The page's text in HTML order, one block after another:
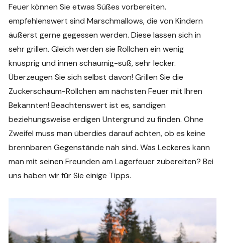
Feuer können Sie etwas Süßes vorbereiten.
empfehlenswert sind Marschmallows, die von Kindern
äußerst gerne gegessen werden. Diese lassen sich in
sehr grillen. Gleich werden sie Röllchen ein wenig
knusprig und innen schaumig-süß, sehr lecker.
Überzeugen Sie sich selbst davon! Grillen Sie die
Zuckerschaum-Röllchen am nächsten Feuer mit Ihren
Bekannten! Beachtenswert ist es, sandigen
beziehungsweise erdigen Untergrund zu finden. Ohne
Zweifel muss man überdies darauf achten, ob es keine
brennbaren Gegenstände nah sind. Was Leckeres kann
man mit seinen Freunden am Lagerfeuer zubereiten? Bei
uns haben wir für Sie einige Tipps.